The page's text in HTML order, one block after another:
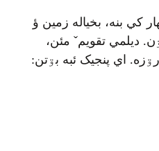
کي بنه، بخياله زمين ؤ
ديلمي تقويمˇ مئن،
اي پنجيک ئبه بۊتن:
زۊمۊسسؤن
اي شعرˇ مئن، آدمˇ